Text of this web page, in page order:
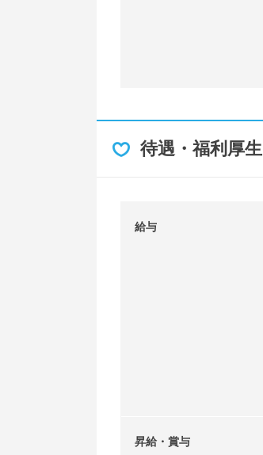
待遇・福利厚生
給与
昇給・賞与